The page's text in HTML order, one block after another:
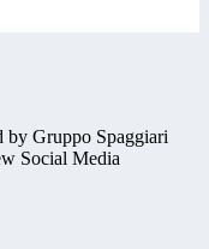
by Gruppo Spaggiari
Social Media